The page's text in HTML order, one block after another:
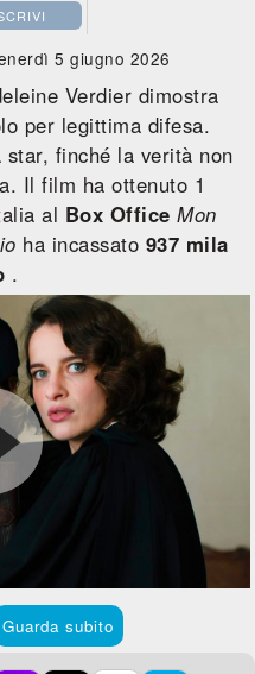
5 giugno 2026
Verdier dimostra
per legittima difesa.
finché la verità non
Il film ha ottenuto 1
al Box Office Mon
ha incassato 937 mila
.
Guarda subito